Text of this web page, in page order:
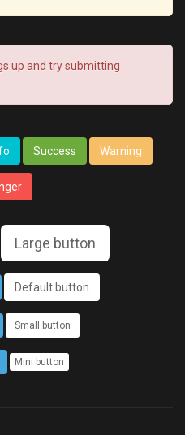
up and try submitting
Success Warning
Large button
Default button
Small button
Mini button